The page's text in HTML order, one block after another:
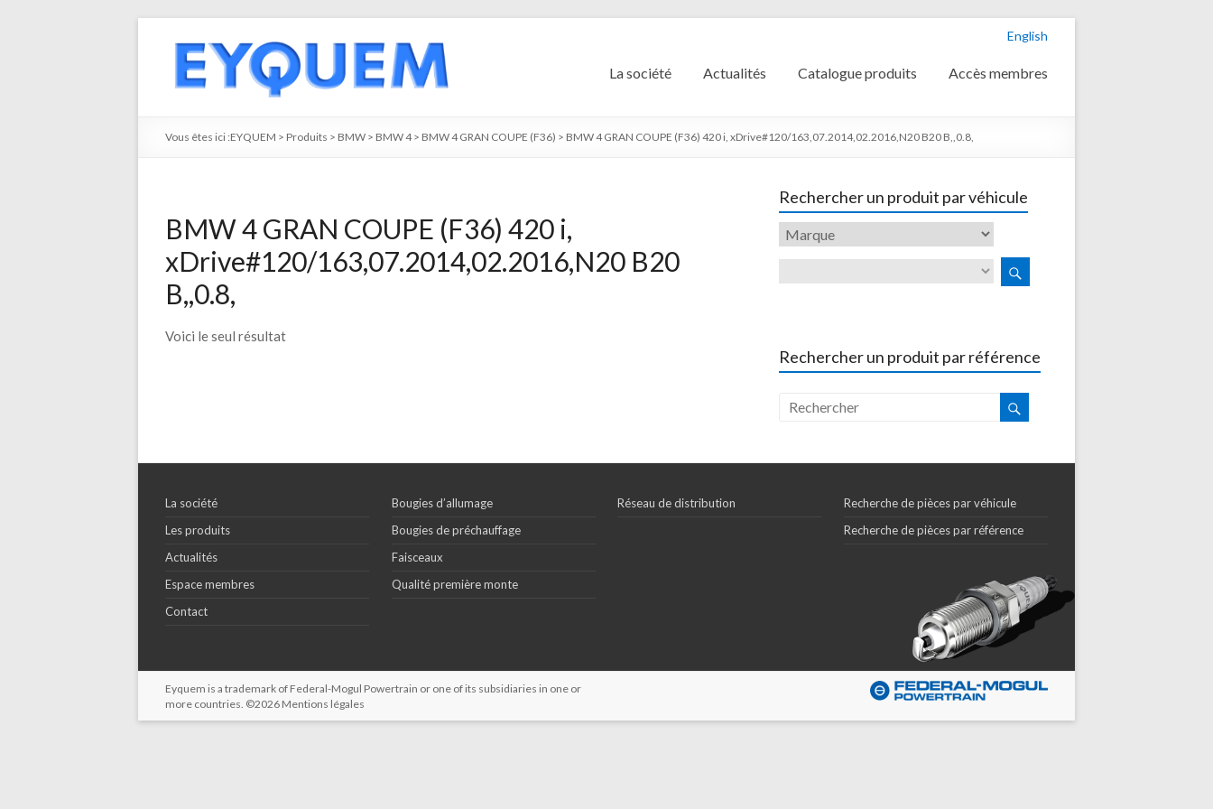
English
La société Actualités Catalogue produits Accès membres
Vous êtes ici :EYQUEM > Produits > BMW > BMW 4> BMW 4 GRAN COUPE (F36) > BMW 4 GRAN COUPE (F36) 420 i, xDrive#120/163,07.2014,02.2016,N20 B20 B,,0.8,
BMW 4 GRAN COUPE (F36) 420 i,
xDrive#120/163,07.2014,02.2016,N20 B20
B,,0.8,
Voici le seul résultat
Rechercher un produit par véhicule
Rechercher un produit par référence
La société
Les produits
Actualités
Espace membres
Contact
Bougies d’allumage
Bougies de préchauffage
Faisceaux
Qualité première monte
Réseau de distribution
Recherche de pièces par véhicule
Recherche de pièces par référence
Eyquem is a trademark of Federal-Mogul Powertrain or one of its subsidiaries in one or
more countries. ©2026 Mentions légales